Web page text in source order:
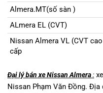
Almera.MT(số sàn )
ALmera EL (CVT)
Nissan Almera VL (CVT cao
cấp
Đại lý bán xe Nissan Almera:
Nissan Phạm Văn Đồng. Địa